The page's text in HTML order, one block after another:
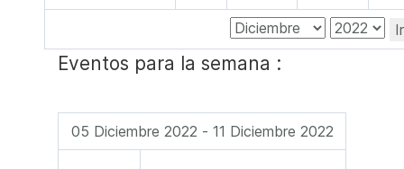
Eventos para la semana :
05 Diciembre 2022 - 11 Diciembre 2022